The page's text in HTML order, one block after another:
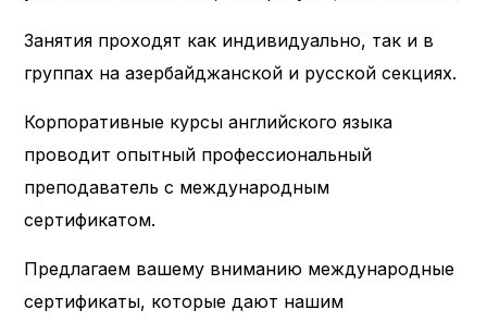
Занятия проходят как индивидуально, так и в
группах на азербайджанской и русской секциях.
Корпоративные курсы английского языка
проводит опытный профессиональный
преподаватель с международным
сертификатом.
Предлагаем вашему вниманию международные
сертификаты, которые дают нашим